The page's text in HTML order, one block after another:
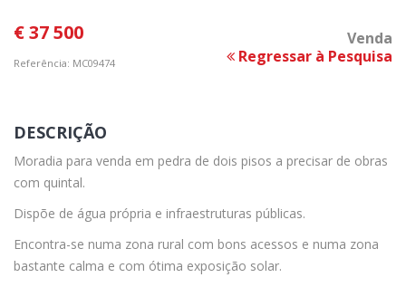
€ 37 500 Venda
Referência: MC09474 Regressar à Pesquisa
DESCRIÇÃO
Moradia para venda em pedra de dois pisos a precisar de obras
com quintal.
Dispõe de água própria e infraestruturas públicas.
Encontra-se numa zona rural com bons acessos e numa zona
bastante calma e com ótima exposição solar.